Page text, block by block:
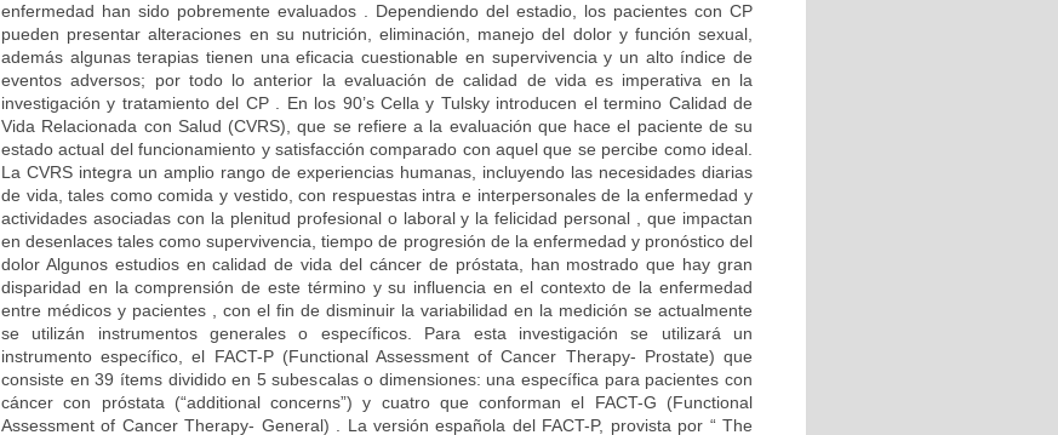
enfermedad han sido pobremente evaluados . Dependiendo del estadio, los pacientes con CP
pueden presentar alteraciones en su nutrición, eliminación, manejo del dolor y función sexual,
además algunas terapias tienen una eficacia cuestionable en supervivencia y un alto índice de
eventos adversos; por todo lo anterior la evaluación de calidad de vida es imperativa en la
investigación y tratamiento del CP . En los 90’s Cella y Tulsky introducen el termino Calidad de
Vida Relacionada con Salud (CVRS), que se refiere a la evaluación que hace el paciente de su
estado actual del funcionamiento y satisfacción comparado con aquel que se percibe como ideal.
La CVRS integra un amplio rango de experiencias humanas, incluyendo las necesidades diarias
de vida, tales como comida y vestido, con respuestas intra e interpersonales de la enfermedad y
actividades asociadas con la plenitud profesional o laboral y la felicidad personal , que impactan
en desenlaces tales como supervivencia, tiempo de progresión de la enfermedad y pronóstico del
dolor Algunos estudios en calidad de vida del cáncer de próstata, han mostrado que hay gran
disparidad en la comprensión de este término y su influencia en el contexto de la enfermedad
entre médicos y pacientes , con el fin de disminuir la variabilidad en la medición se actualmente
se utilizán instrumentos generales o específicos. Para esta investigación se utilizará un
instrumento específico, el FACT-P (Functional Assessment of Cancer Therapy- Prostate) que
consiste en 39 ítems dividido en 5 subescalas o dimensiones: una específica para pacientes con
cáncer con próstata (“additional concerns”) y cuatro que conforman el FACT-G (Functional
Assessment of Cancer Therapy- General) . La versión española del FACT-P, provista por “ The